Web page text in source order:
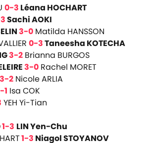
0-3 Léana HOCHART
Sachi AOKI
3-0 Matilda HANSSON
0-3Taneesha KOTECHA
3-2 Brianna BURGOS
3-0 Rachel MORET
3-2 Nicole ARLIA
1 Isa COK
YEH Yi-Tian
1-3 LIN Yen-Chu
1-3 Niagol STOYANOV